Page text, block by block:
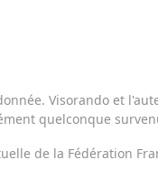
Visorando et
quelconque
de la Fédération